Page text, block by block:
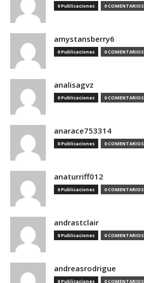
0 Publicaciones 0 COMENTARIOS
amystansberry6
0 Publicaciones 0 COMENTARIOS
analisagvz
0 Publicaciones 0 COMENTARIOS
anarace753314
0 Publicaciones 0 COMENTARIOS
anaturriff012
0 Publicaciones 0 COMENTARIOS
andrastclair
0 Publicaciones 0 COMENTARIOS
andreasrodrigue
0 Publicaciones 0 COMENTARIOS